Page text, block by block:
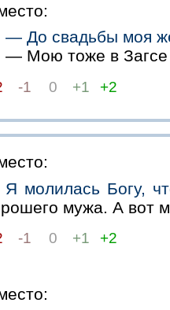
— До свадьбы моя
— Мою тоже в Загсе
-1 0 +1 +2
Я молилась Богу,
мужа. А вот
-1 0 +1 +2